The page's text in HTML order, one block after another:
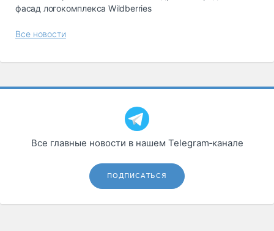
фасад логокомплекса Wildberries
Все новости
Все главные новости в нашем Telegram‑канале
ПОДПИСАТЬСЯ